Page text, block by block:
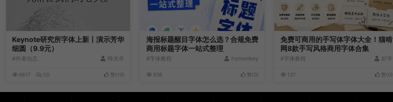
Keynote研究所字体上新丨演示芳华
细圆（9.9元）
#作者动态 時光羊
6617 (0) 赞(10)
海报标题醒目字体怎么选？合规免费
商用标题字体一站式整理
#字体教程 hsmonkey
938 赞(0)
免费可商用的手写体字体大全！猫啃
网8款手写风格商用字体合集
#字体教程 好学
137 赞(0)